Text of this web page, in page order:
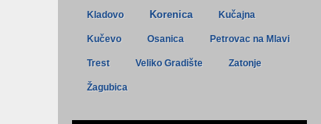
Kladovo Korenica Kučajna
Kučevo Osanica Petrovac na Mlavi
Trest Veliko Gradište Zatonje
Žagubica